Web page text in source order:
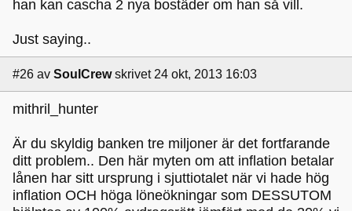
han kan cascha 2 nya bostäder om han så vill.
Just saying..
#26 av SoulCrew skrivet 24 okt, 2013 16:03
mithril_hunter
Är du skyldig banken tre miljoner är det fortfarande
ditt problem.. Den här myten om att inflation betalar
lånen har sitt ursprung i sjuttiotalet när vi hade hög
inflation OCH höga löneökningar som DESSUTOM